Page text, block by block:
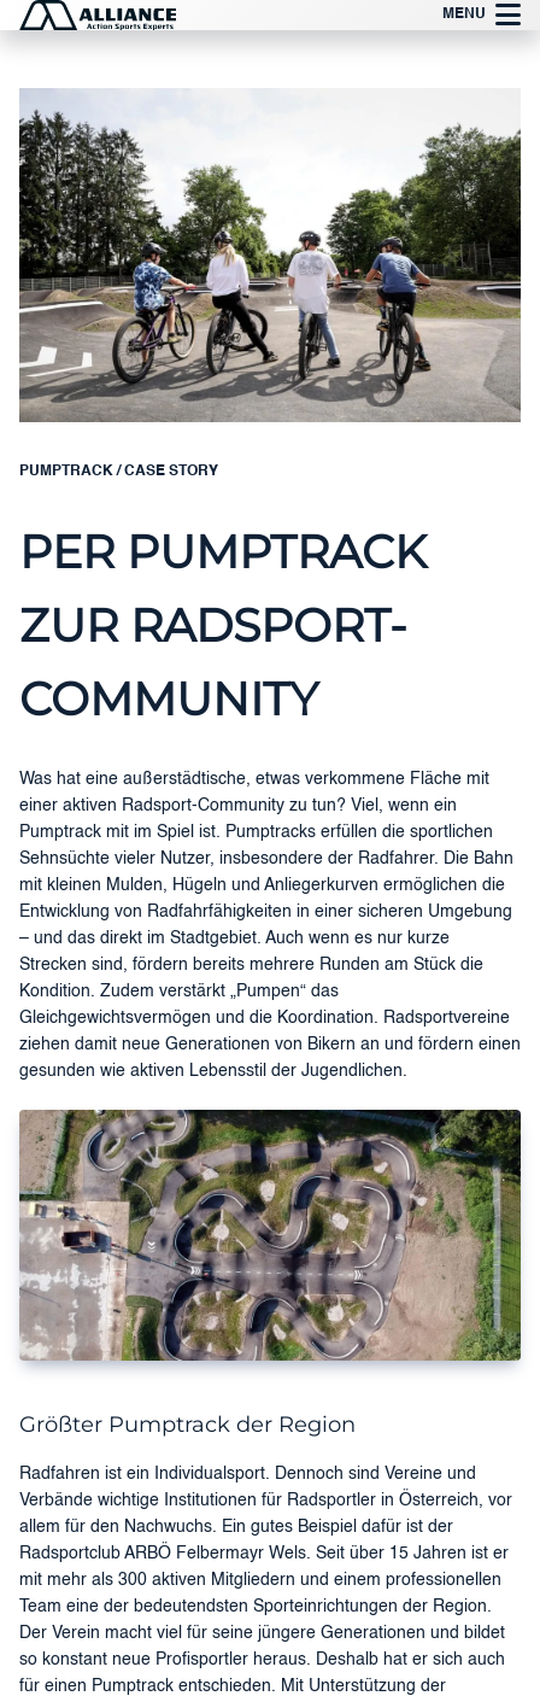
Zum
MENU
PUMPTRACK/CASE STORY
PER PUMPTRACK
ZUR RADSPORT-
COMMUNITY
Was hat eine außerstädtische, etwas verkommene Fläche mit
einer aktiven Radsport-Community zu tun? Viel, wenn ein
Pumptrack mit im Spiel ist. Pumptracks erfüllen die sportlichen
Sehnsüchte vieler Nutzer, insbesondere der Radfahrer. Die Bahn
mit kleinen Mulden, Hügeln und Anliegerkurven ermöglichen die
Entwicklung von Radfahrfähigkeiten in einer sicheren Umgebung
– und das direkt im Stadtgebiet. Auch wenn es nur kurze
Strecken sind, fördern bereits mehrere Runden am Stück die
Kondition. Zudem verstärkt „Pumpen“ das
Gleichgewichtsvermögen und die Koordination. Radsportvereine
ziehen damit neue Generationen von Bikern an und fördern einen
gesunden wie aktiven Lebensstil der Jugendlichen.
Größter Pumptrack der Region
Radfahren ist ein Individualsport. Dennoch sind Vereine und
Verbände wichtige Institutionen für Radsportler in Österreich, vor
allem für den Nachwuchs. Ein gutes Beispiel dafür ist der
Radsportclub ARBÖ Felbermayr Wels. Seit über 15 Jahren ist er
mit mehr als 300 aktiven Mitgliedern und einem professionellen
Team eine der bedeutendsten Sporteinrichtungen der Region.
Der Verein macht viel für seine jüngere Generationen und bildet
so konstant neue Profisportler heraus. Deshalb hat er sich auch
für einen Pumptrack entschieden. Mit Unterstützung der